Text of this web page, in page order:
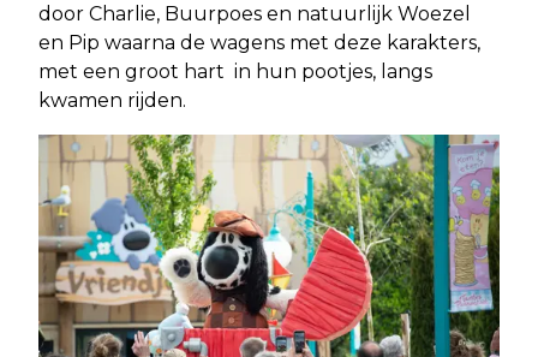
door Charlie, Buurpoes en natuurlijk Woezel
en Pip waarna de wagens met deze karakters,
met een groot hart in hun pootjes, langs
kwamen rijden.